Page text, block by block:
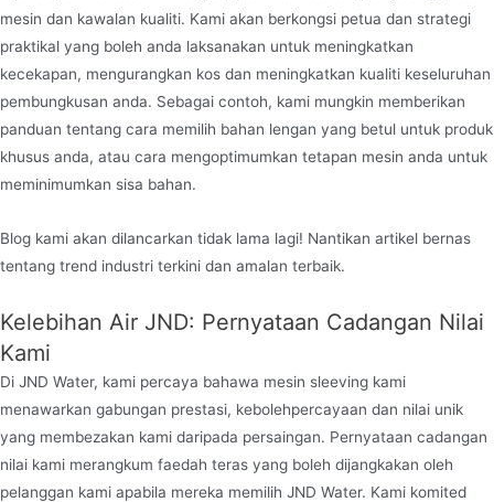
mesin dan kawalan kualiti. Kami akan berkongsi petua dan strategi
praktikal yang boleh anda laksanakan untuk meningkatkan
kecekapan, mengurangkan kos dan meningkatkan kualiti keseluruhan
pembungkusan anda. Sebagai contoh, kami mungkin memberikan
panduan tentang cara memilih bahan lengan yang betul untuk produk
khusus anda, atau cara mengoptimumkan tetapan mesin anda untuk
meminimumkan sisa bahan.
Blog kami akan dilancarkan tidak lama lagi! Nantikan artikel bernas
tentang trend industri terkini dan amalan terbaik.
Kelebihan Air JND: Pernyataan Cadangan Nilai
Kami
Di JND Water, kami percaya bahawa mesin sleeving kami
menawarkan gabungan prestasi, kebolehpercayaan dan nilai unik
yang membezakan kami daripada persaingan. Pernyataan cadangan
nilai kami merangkum faedah teras yang boleh dijangkakan oleh
pelanggan kami apabila mereka memilih JND Water. Kami komited